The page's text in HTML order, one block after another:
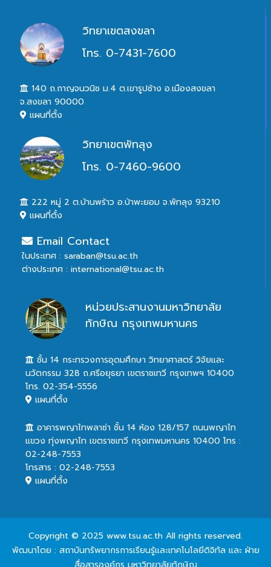
วิทยาเขตสงขลา
โทร. 0-7431-7600
140 ถ.กาญจนวนิช ม.4 ต.เขารูปช้าง อ.เมืองสงขลา
จ.สงขลา 90000
แผนที่ตั้ง
วิทยาเขตพัทลุง
โทร. 0-7460-9600
222 หมู่ 2 ต.บ้านพร้าว อ.ป่าพะยอม จ.พัทลุง 93210
แผนที่ตั้ง
Email Contact
ในประเทศ : saraban@tsu.ac.th
ต่างประเทศ : international@tsu.ac.th
หน่วยประสานงานมหาวิทยาลัย
ทักษิณ กรุงเทพมหานคร
ชั้น 14 กระทรวงการอุดมศึกษา วิทยาศาสตร์ วิจัยและ
นวัตกรรม 328 ถ.ศรีอยุธยา เขตราชเทวี กรุงเทพฯ 10400
โทร. 02-354-5556
แผนที่ตั้ง
อาคารพญาไทพลาซ่า ชั้น 14 ห้อง 128/157 ถนนพญาไท
แขวง ทุ่งพญาไท เขตราชเทวี กรุงเทพมหานคร 10400 โทร :
02-248-7553
โทรสาร : 02-248-7553
แผนที่ตั้ง
Copyright © 2025 www.tsu.ac.th All rights reserved.
พัฒนาโดย : สถาบันทรัพยากรการเรียนรู้และเทคโนโลยีดิจิทัล และ ฝ่าย